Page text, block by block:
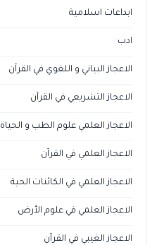
ابداعات اسلامية
ادب
الاعجاز البياني و اللغوي في القرآن
الاعجاز التشريعي في القرآن
الاعجاز العلمي علوم الطب و الحياة
الاعجاز العلمي في القرآن
الاعجاز العلمي في الكائنات الحية
الاعجاز العلمي في علوم الأرض
الاعجاز الغيبي في القرآن